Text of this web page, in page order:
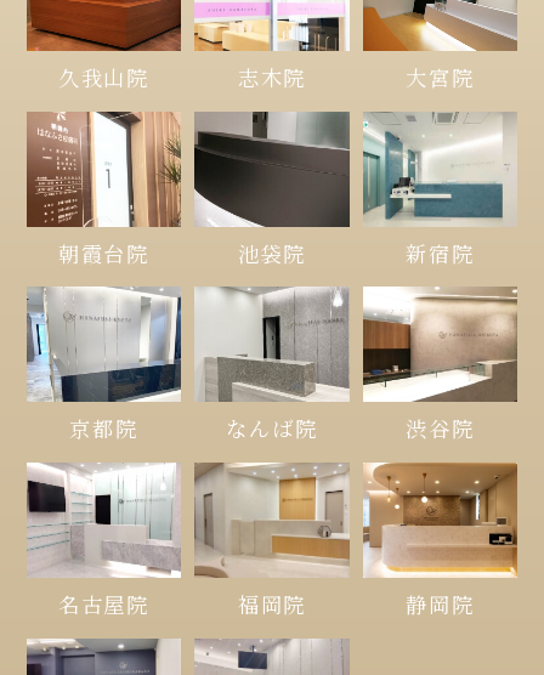
久我山院 志木院 大宮院
朝霞台院 池袋院 新宿院
京都院 なんば院 渋谷院
名古屋院 福岡院 静岡院